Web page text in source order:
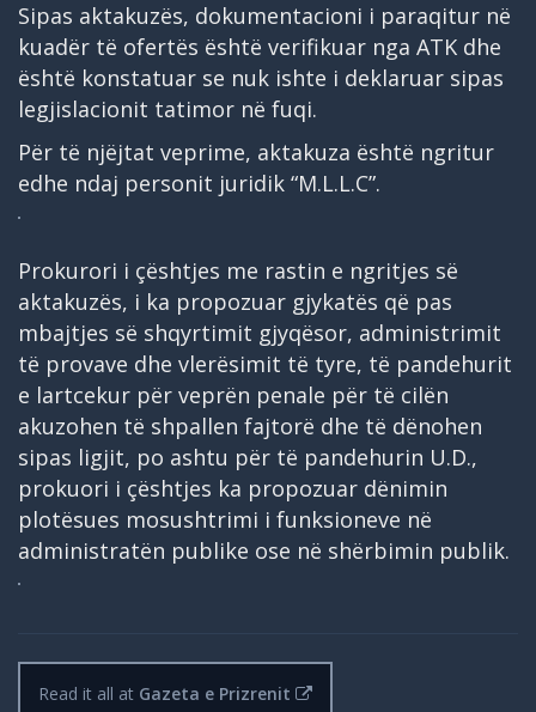
Sipas aktakuzës, dokumentacioni i paraqitur në
kuadër të ofertës është verifikuar nga ATK dhe
është konstatuar se nuk ishte i deklaruar sipas
legjislacionit tatimor në fuqi.
Për të njëjtat veprime, aktakuza është ngritur
edhe ndaj personit juridik “M.L.L.C”.
Prokurori i çështjes me rastin e ngritjes së
aktakuzës, i ka propozuar gjykatës që pas
mbajtjes së shqyrtimit gjyqësor, administrimit
të provave dhe vlerësimit të tyre, të pandehurit
e lartcekur për veprën penale për të cilën
akuzohen të shpallen fajtorë dhe të dënohen
sipas ligjit, po ashtu për të pandehurin U.D.,
prokuori i çështjes ka propozuar dënimin
plotësues mosushtrimi i funksioneve në
administratën publike ose në shërbimin publik.
Read it all at Gazeta e Prizrenit